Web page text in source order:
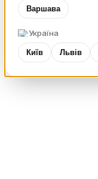
Варшава
Україна
Київ Львів